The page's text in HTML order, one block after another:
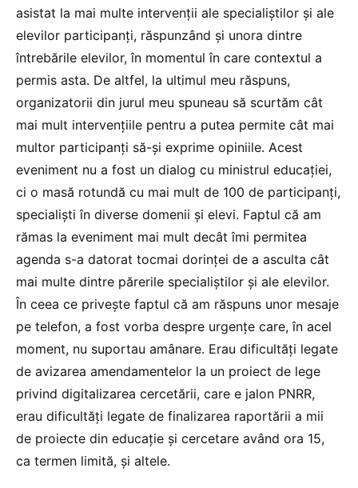
asistat la mai multe intervenții ale specialiștilor și ale
elevilor participanți, răspunzând și unora dintre
întrebările elevilor, în momentul în care contextul a
permis asta. De altfel, la ultimul meu răspuns,
organizatorii din jurul meu spuneau să scurtăm cât
mai mult intervențiile pentru a putea permite cât mai
multor participanți să-și exprime opiniile. Acest
eveniment nu a fost un dialog cu ministrul educației,
ci o masă rotundă cu mai mult de 100 de participanți,
specialiști în diverse domenii și elevi. Faptul că am
rămas la eveniment mai mult decât îmi permitea
agenda s-a datorat tocmai dorinței de a asculta cât
mai multe dintre părerile specialiștilor și ale elevilor.
În ceea ce privește faptul că am răspuns unor mesaje
pe telefon, a fost vorba despre urgențe care, în acel
moment, nu suportau amânare. Erau dificultăți legate
de avizarea amendamentelor la un proiect de lege
privind digitalizarea cercetării, care e jalon PNRR,
erau dificultăți legate de finalizarea raportării a mii
de proiecte din educație și cercetare având ora 15,
ca termen limită, și altele.